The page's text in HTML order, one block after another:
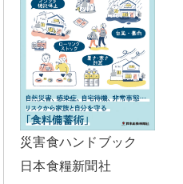
災害食ハンドブック
日本食糧新聞社